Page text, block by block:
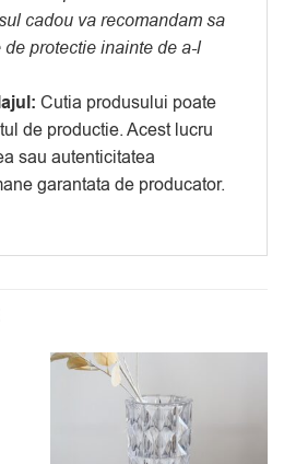
cadou va recomandam sa
protectie inainte de a-l
Cutia produsului poate
de productie. Acest lucru
sau autenticitatea
garantata de producator.